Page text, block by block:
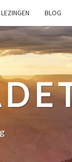
LEZINGEN BLOG